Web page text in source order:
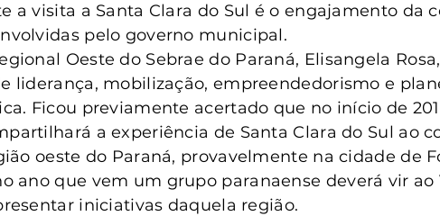
a visita a Santa Clara do Sul é o engajamento da
pelo governo municipal.
Oeste do Sebrae do Paraná, Elisangela
liderança, mobilização, empreendedorismo e
Ficou previamente acertado que no início de
a experiência de Santa Clara do Sul ao
oeste do Paraná, provavelmente na cidade de
ano que vem um grupo paranaense deverá vir ao
iniciativas daquela região.